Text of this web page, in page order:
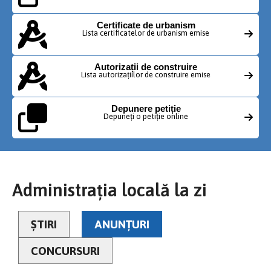
Certificate de urbanism
Lista certificatelor de urbanism emise
Autorizații de construire
Lista autorizațiilor de construire emise
Depunere petiție
Depuneți o petiție online
Administrația locală la zi
ȘTIRI
ANUNȚURI
CONCURSURI